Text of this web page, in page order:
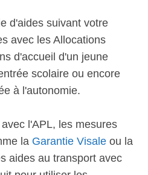
d'aides suivant votre
avec les Allocations
d'accueil d'un jeune
scolaire ou encore
à l'autonomie.
avec l'APL, les mesures
la Garantie Visale ou la
aides au transport avec